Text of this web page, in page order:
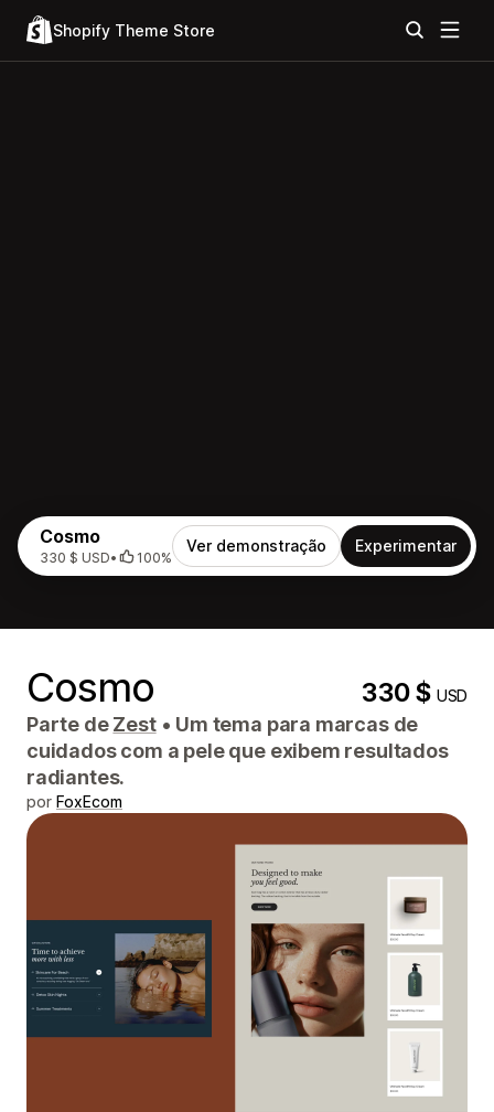
Shopify Theme Store
Cosmo
330 $ USD• 100%
Ver demonstração Experimentar
Cosmo 330 $USD
Parte deZest • Um tema para marcas de
cuidados com a pele que exibem resultados
radiantes.
por FoxEcom